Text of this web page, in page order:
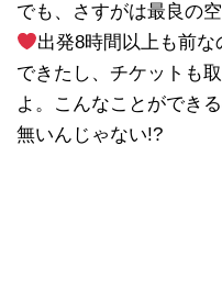
でも、さすがは最良の
出発8時間以上も前
できたし、チケットも
よ。こんなことができ
無いんじゃない!?